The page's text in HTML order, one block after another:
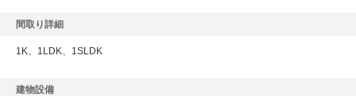
間取り詳細
1K、1LDK、1SLDK
建物設備